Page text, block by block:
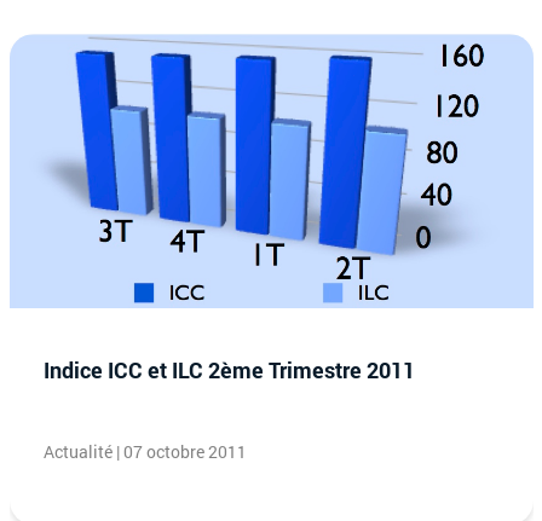
Indice ICC et ILC 2ème Trimestre 2011
Actualité | 07 octobre 2011